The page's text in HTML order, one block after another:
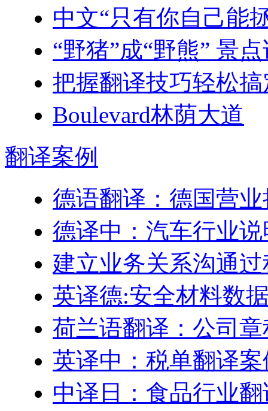
中文“只有你自己能
“野猪”成“野熊” 景
把握翻译技巧轻松
Boulevard林荫大道
翻译案例
德语翻译：德国营
德译中：汽车行业
建立业务关系沟通
英译德:安全材料数
荷兰语翻译：公司
英译中：税单翻译案
中译日：食品行业翻